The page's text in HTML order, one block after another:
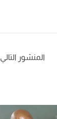
المنشور التالي